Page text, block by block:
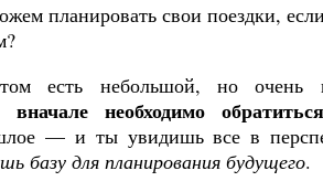
планировать свои поездки,
есть небольшой, но очень
вначале необходимо
— и ты увидишь все в
базу для планирования будущего.